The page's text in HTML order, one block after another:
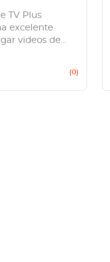
TV Plus
excelente
videos de
(0)